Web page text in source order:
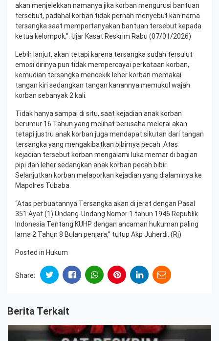
akan menjelekkan namanya jika korban mengurusi bantuan
tersebut, padahal korban tidak pernah menyebut kan nama
tersangka saat mempertanyakan bantuan tersebut kepada
ketua kelompok,”. Ujar Kasat Reskrim Rabu (07/01/2026)
Lebih lanjut, akan tetapi karena tersangka sudah tersulut
emosi dirinya pun tidak mempercayai perkataan korban,
kemudian tersangka mencekik leher korban memakai
tangan kiri sedangkan tangan kanannya memukul wajah
korban sebanyak 2 kali.
Tidak hanya sampai di situ, saat kejadian anak korban
berumur 16 Tahun yang melihat berusaha melerai akan
tetapi justru anak korban juga mendapat sikutan dari tangan
tersangka yang mengakibatkan bibirnya pecah. Atas
kejadian tersebut korban mengalami luka memar di bagian
pipi dan leher sedangkan anak korban pecah bibir.
Selanjutkan korban melaporkan kejadian yang dialaminya ke
Mapolres Tubaba.
“Atas perbuatannya Tersangka akan di jerat dengan Pasal
351 Ayat (1) Undang-Undang Nomor 1 tahun 1946 Republik
Indonesia Tentang KUHP dengan ancaman hukuman paling
lama 2 Tahun 8 Bulan penjara,” tutup Akp Juherdi. (Rj)
Posted in Hukum
Share:
Berita Terkait